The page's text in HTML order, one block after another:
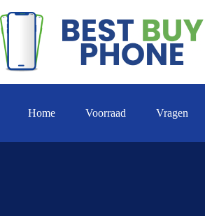
naar
de
inhoud
Home Voorraad Vragen